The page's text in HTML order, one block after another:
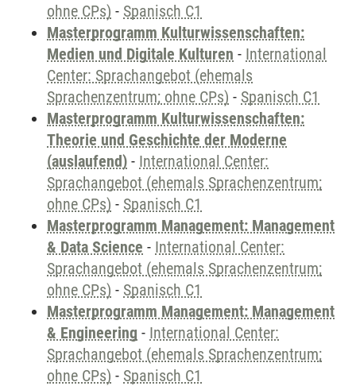
ohne CPs) - Spanisch C1
Masterprogramm Kulturwissenschaften:
Medien und Digitale Kulturen - International
Center: Sprachangebot (ehemals
Sprachenzentrum; ohne CPs) - Spanisch C1
Masterprogramm Kulturwissenschaften:
Theorie und Geschichte der Moderne
(auslaufend) - International Center:
Sprachangebot (ehemals Sprachenzentrum;
ohne CPs) - Spanisch C1
Masterprogramm Management: Management
& Data Science - International Center:
Sprachangebot (ehemals Sprachenzentrum;
ohne CPs) - Spanisch C1
Masterprogramm Management: Management
& Engineering - International Center:
Sprachangebot (ehemals Sprachenzentrum;
ohne CPs) - Spanisch C1